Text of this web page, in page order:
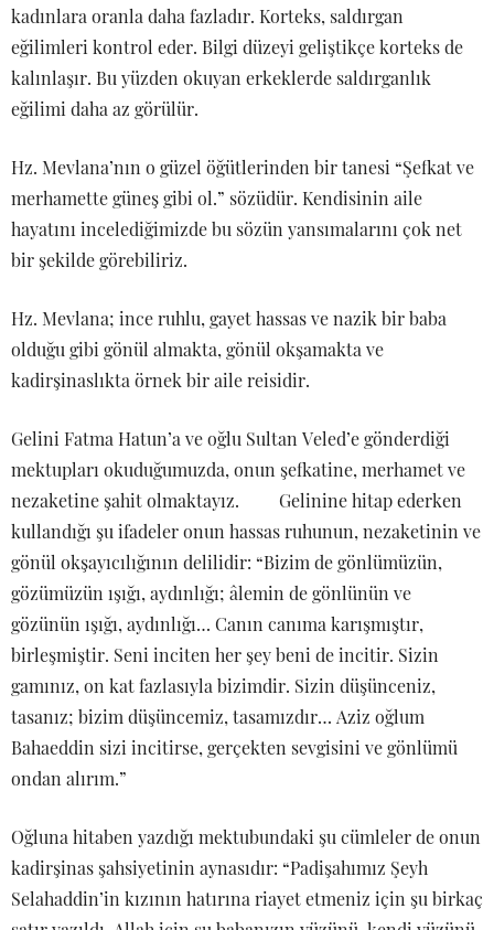
kadınlara oranla daha fazladır. Korteks, saldırgan
eğilimleri kontrol eder. Bilgi düzeyi geliştikçe korteks de
kalınlaşır. Bu yüzden okuyan erkeklerde saldırganlık
eğilimi daha az görülür.
Hz. Mevlana’nın o güzel öğütlerinden bir tanesi “Şefkat ve
merhamette güneş gibi ol.” sözüdür. Kendisinin aile
hayatını incelediğimizde bu sözün yansımalarını çok net
bir şekilde görebiliriz.
Hz. Mevlana; ince ruhlu, gayet hassas ve nazik bir baba
olduğu gibi gönül almakta, gönül okşamakta ve
kadirşinaslıkta örnek bir aile reisidir.
Gelini Fatma Hatun’a ve oğlu Sultan Veled’e gönderdiği
mektupları okuduğumuzda, onun şefkatine, merhamet ve
nezaketine şahit olmaktayız. Gelinine hitap ederken
kullandığı şu ifadeler onun hassas ruhunun, nezaketinin ve
gönül okşayıcılığının delilidir: “Bizim de gönlümüzün,
gözümüzün ışığı, aydınlığı; âlemin de gönlünün ve
gözünün ışığı, aydınlığı… Canın canıma karışmıştır,
birleşmiştir. Seni inciten her şey beni de incitir. Sizin
gamınız, on kat fazlasıyla bizimdir. Sizin düşünceniz,
tasanız; bizim düşüncemiz, tasamızdır… Aziz oğlum
Bahaeddin sizi incitirse, gerçekten sevgisini ve gönlümü
ondan alırım.”
Oğluna hitaben yazdığı mektubundaki şu cümleler de onun
kadirşinas şahsiyetinin aynasıdır: “Padişahımız Şeyh
Selahaddin’in kızının hatırına riayet etmeniz için şu birkaç